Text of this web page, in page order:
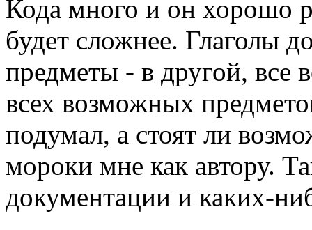
Кода много и он хорошо
будет сложнее. Глаголы
предметы - в другой, все
всех возможных
подумал, а стоят ли
мороки мне как автору.
документации и каких-